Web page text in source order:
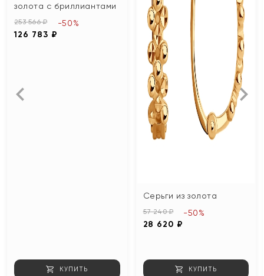
золота с бриллиантами
253 566 ₽
126 783 ₽
-50%
КУПИТЬ
Серьги из золота
57 240 ₽
28 620 ₽
-50%
КУПИТЬ